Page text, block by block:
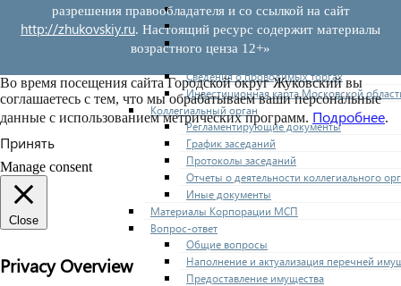
Паспорта объектов, включенных в
Информация о льготах
Сведения о коммерческой недвижимости,
предлагаемой бизнесу
Сведения о проводимых торгах
Инвестиционная карта Московской
Коллегиальный орган
Регламентирующие документы
График заседаний
Протоколы заседаний
Отчеты о деятельности коллегиального
Иные документы
Материалы Корпорации МСП
Вопрос-ответ
Общие вопросы
Наполнение и актуализация перечней
Предоставление имущества
разрешения правообладателя и со ссылкой на сайт
http://zhukovskiy.ru. Настоящий ресурс содержит материалы
возрастного ценза 12+»
Во время посещения сайта Городской округ Жуковский вы
соглашаетесь с тем, что мы обрабатываем ваши персональные
данные с использованием метрических программ. Подробнее.
Принять
Manage consent
Close
Privacy Overview